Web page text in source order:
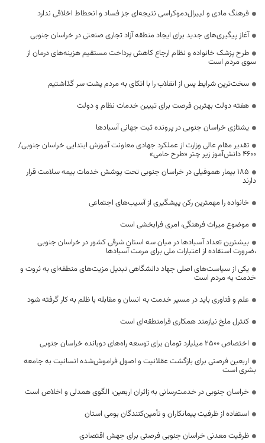
فرهنگ مادی و لیبرال‌دموکراسی نتیجه‌ای جز فساد و انحطاط اخلاقی ندارد
آغاز پیگیری‌های جدید برای ایجاد منطقه آزاد تجاری صنعتی در خراسان جنوبی
طرح پزشک خانواده و نظام ارجاع کاهش پرداخت مستقیم هزینه‌های درمان از
سوی مردم است
سخت‌ترین شرایط پس از انقلاب را با اتکای به مردم پشت سر گذاشتیم
هفته دولت بهترین فرصت برای تبیین خدمات نظام و دولت
یشتازی خراسان جنوبی در پرونده ثبت جهانی آسبادها
تقدیر مقام عالی وزارت از عملکرد جهادی معاونت آموزش ابتدایی خراسان جنوبی/
۴۶۰۰ دانش‌آموز زیر چتر «طرح حامی»
۱۸۵ بیمار هموفیلی در خراسان جنوبی تحت پوشش خدمات بیمه سلامت قرار
دارند
خانواده را مهمترین رکن پیشگیری از آسیب‌های اجتماعی
موضوع میراث فرهنگی، امری فرابخشی است
بیشترین تعداد آسبادها در میان سه استان شرقی کشور در خراسان جنوبی
،ضرورت استفاده از اعتبارات ملی برای مرمت آسبادها
یکی از سیاست‌های اصلی جهاد دانشگاهی تبدیل مزیت‌های منطقه‌ای به ثروت و
خدمت به مردم است
علم و فناوری باید در مسیر خدمت به انسان و مقابله با ظلم به کار گرفته شود
کنترل ملخ نیازمند همکاری فرامنطقه‌ای است
اختصاص 2500 میلیارد تومان برای توسعه راه‌های دوبانده خراسان جنوبی
اربعین فرصتی برای بازگشت عقلانیت و اصول فراموش‌شده انسانیت به جامعه
بشری است
خراسان جنوبی در خدمت‌رسانی به زائران اربعین، الگوی همدلی و اخلاص است
استفاده از ظرفیت پیمانکاران و تأمین‌کنندگان بومی استان
ظرفیت معدنی خراسان جنوبی فرصتی برای جهش اقتصادی